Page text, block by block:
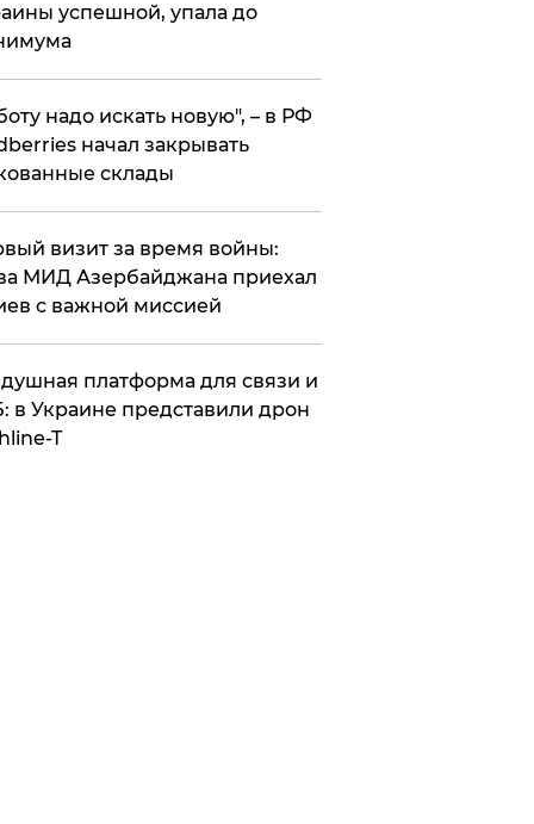
успешной, упала до
надо искать новую", – в РФ
начал закрывать
склады
визит за время войны:
МИД Азербайджана приехал
с важной миссией
платформа для связи и
в Украине представили дрон
T